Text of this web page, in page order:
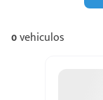
0vehiculos